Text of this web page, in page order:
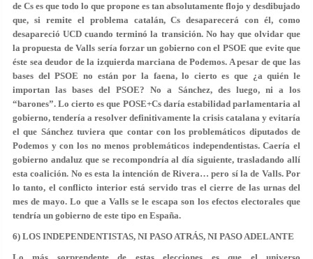
de Cs es que todo lo que propone es tan absolutamente flojo y desdibujado
que, si remite el problema catalán, Cs desaparecerá con él, como
desapareció UCD cuando terminó la transición. No hay que olvidar que
la propuesta de Valls sería forzar un gobierno con el PSOE que evite que
éste sea deudor de la izquierda marciana de Podemos. A pesar de que las
bases del PSOE no están por la faena, lo cierto es que ¿a quién le
importan las bases del PSOE? No a Sánchez, des luego, ni a los
“barones”. Lo cierto es que POSE+Cs daría estabilidad parlamentaria al
gobierno, tendería a resolver definitivamente la crisis catalana y evitaría
el que Sánchez tuviera que contar con los problemáticos diputados de
Podemos y con los no menos problemáticos independentistas. Caería el
gobierno andaluz que se recompondría al día siguiente, trasladando allí
esta coalición. No es esta la intención de Rivera… pero sí la de Valls. Por
lo tanto, el conflicto interior está servido tras el cierre de las urnas del
mes de mayo. Lo que a Valls se le escapa son los efectos electorales que
tendría un gobierno de este tipo en España.
6) LOS INDEPENDENTISTAS, NI PASO ATRÁS, NI PASO ADELANTE